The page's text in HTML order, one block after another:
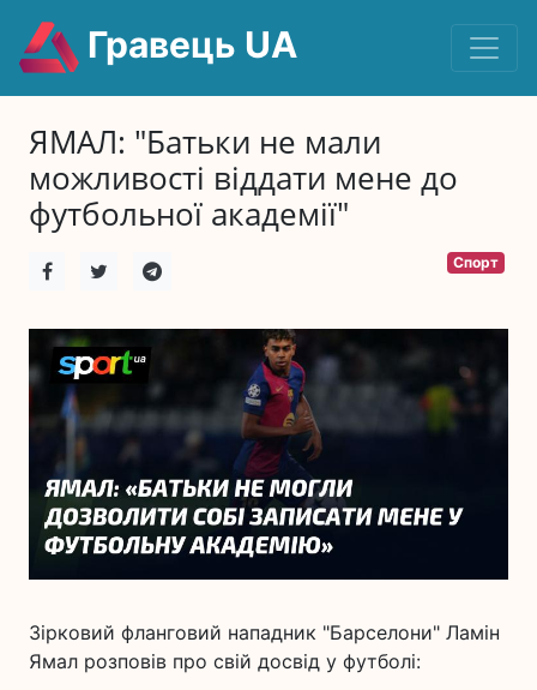
Гравець UA
ЯМАЛ: "Батьки не мали
можливості віддати мене до
футбольної академії"
Спорт
Зірковий фланговий нападник "Барселони" Ламін
Ямал розповів про свій досвід у футболі: